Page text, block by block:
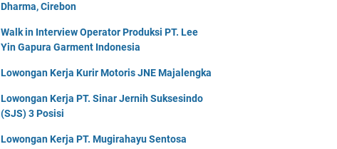
Dharma, Cirebon
Walk in Interview Operator Produksi PT. Lee
Yin Gapura Garment Indonesia
Lowongan Kerja Kurir Motoris JNE Majalengka
Lowongan Kerja PT. Sinar Jernih Suksesindo
(SJS) 3 Posisi
Lowongan Kerja PT. Mugirahayu Sentosa